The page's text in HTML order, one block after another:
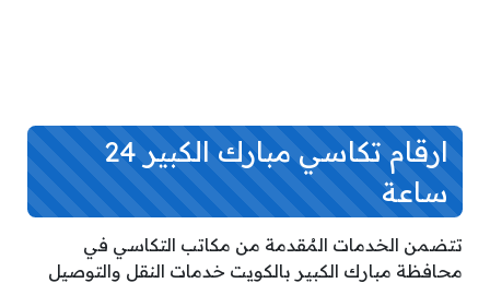
ارقام تكاسي مبارك الكبير 24
ساعة
تتضمن الخدمات المُقدمة من مكاتب التكاسي في
محافظة مبارك الكبير بالكويت خدمات النقل والتوصيل